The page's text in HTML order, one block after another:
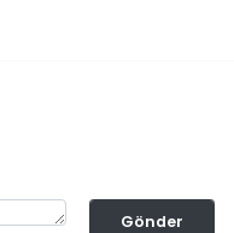
Gönder